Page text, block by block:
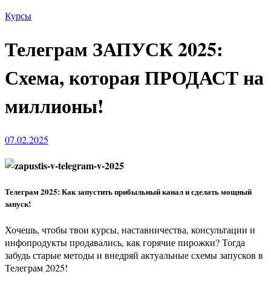
Курсы
Телеграм ЗАПУСК 2025:
Схема, которая ПРОДАСТ на
миллионы!
07.02.2025
Телеграм 2025: Как запустить прибыльный канал и сделать мощный
запуск!
Хочешь, чтобы твои курсы, наставничества, консультации и
инфопродукты продавались, как горячие пирожки? Тогда
забудь старые методы и внедряй актуальные схемы запусков в
Телеграм 2025!